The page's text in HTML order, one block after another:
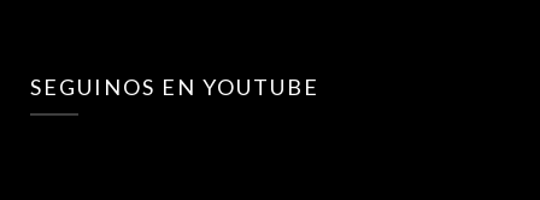
SEGUINOS EN YOUTUBE